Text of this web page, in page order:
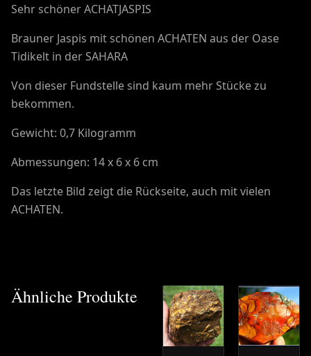
Sehr schöner ACHATJASPIS
Brauner Jaspis mit schönen ACHATEN aus der Oase
Tidikelt in der SAHARA
Von dieser Fundstelle sind kaum mehr Stücke zu
bekommen.
Gewicht: 0,7 Kilogramm
Abmessungen: 14 x 6 x 6 cm
Das letzte Bild zeigt die Rückseite, auch mit vielen
ACHATEN.
Ähnliche Produkte